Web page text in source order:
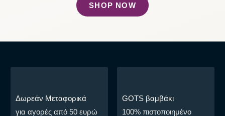
SHOP NOW
Δωρεάν Μεταφορικά
για αγορές από 50 ευρώ
GOTS βαμβάκι
100% πιστοποιημένο